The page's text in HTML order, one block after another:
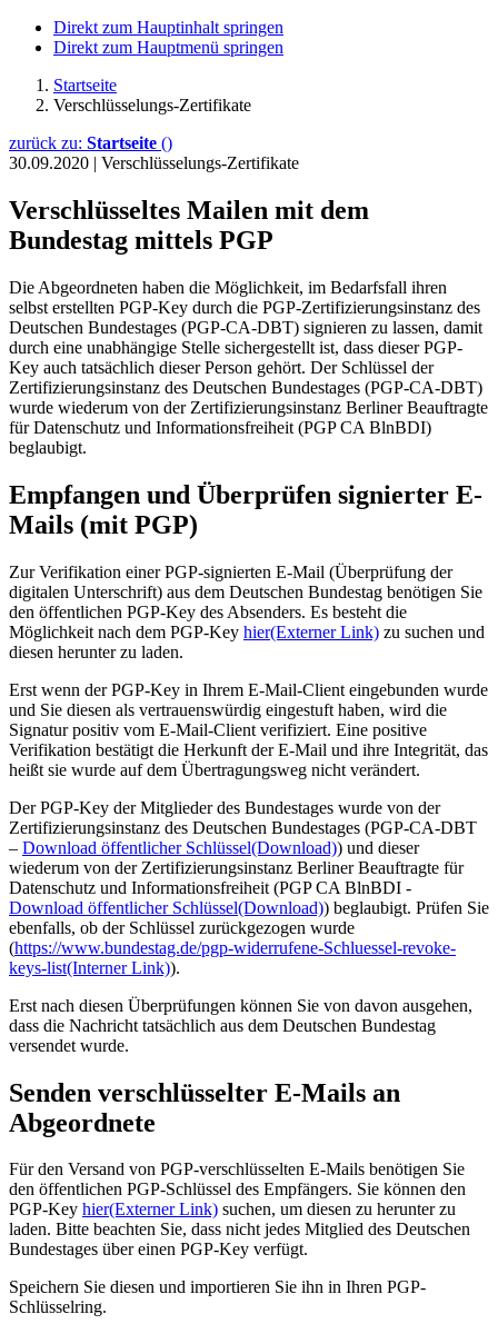
Direkt zum Hauptinhalt springen
Direkt zum Hauptmenü springen
Startseite
Verschlüsselungs-Zertifikate
zurück zu: Startseite ()
30.09.2020 | Verschlüsselungs-Zertifikate
Verschlüsseltes Mailen mit dem
Bundestag mittels PGP
Die Abgeordneten haben die Möglichkeit, im Bedarfsfall ihren
selbst erstellten PGP-Key durch die PGP-Zertifizierungsinstanz des
Deutschen Bundestages (PGP-CA-DBT) signieren zu lassen, damit
durch eine unabhängige Stelle sichergestellt ist, dass dieser PGP-
Key auch tatsächlich dieser Person gehört. Der Schlüssel der
Zertifizierungsinstanz des Deutschen Bundestages (PGP-CA-DBT)
wurde wiederum von der Zertifizierungsinstanz Berliner Beauftragte
für Datenschutz und Informationsfreiheit (PGP CA BlnBDI)
beglaubigt.
Empfangen und Überprüfen signierter E-
Mails (mit PGP)
Zur Verifikation einer PGP-signierten E-Mail (Überprüfung der
digitalen Unterschrift) aus dem Deutschen Bundestag benötigen Sie
den öffentlichen PGP-Key des Absenders. Es besteht die
Möglichkeit nach dem PGP-Key hier(Externer Link) zu suchen und
diesen herunter zu laden.
Erst wenn der PGP-Key in Ihrem E-Mail-Client eingebunden wurde
und Sie diesen als vertrauenswürdig eingestuft haben, wird die
Signatur positiv vom E-Mail-Client verifiziert. Eine positive
Verifikation bestätigt die Herkunft der E-Mail und ihre Integrität, das
heißt sie wurde auf dem Übertragungsweg nicht verändert.
Der PGP-Key der Mitglieder des Bundestages wurde von der
Zertifizierungsinstanz des Deutschen Bundestages (PGP-CA-DBT
– Download öffentlicher Schlüssel(Download)) und dieser
wiederum von der Zertifizierungsinstanz Berliner Beauftragte für
Datenschutz und Informationsfreiheit (PGP CA BlnBDI -
Download öffentlicher Schlüssel(Download)) beglaubigt. Prüfen Sie
ebenfalls, ob der Schlüssel zurückgezogen wurde
(https://www.bundestag.de/pgp-widerrufene-Schluessel-revoke-
keys-list(Interner Link)).
Erst nach diesen Überprüfungen können Sie von davon ausgehen,
dass die Nachricht tatsächlich aus dem Deutschen Bundestag
versendet wurde.
Senden verschlüsselter E-Mails an
Abgeordnete
Für den Versand von PGP-verschlüsselten E-Mails benötigen Sie
den öffentlichen PGP-Schlüssel des Empfängers. Sie können den
PGP-Key hier(Externer Link) suchen, um diesen zu herunter zu
laden. Bitte beachten Sie, dass nicht jedes Mitglied des Deutschen
Bundestages über einen PGP-Key verfügt.
Speichern Sie diesen und importieren Sie ihn in Ihren PGP-
Schlüsselring.